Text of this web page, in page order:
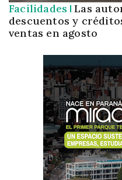
Facilidades Las
descuentos y
ventas en agosto